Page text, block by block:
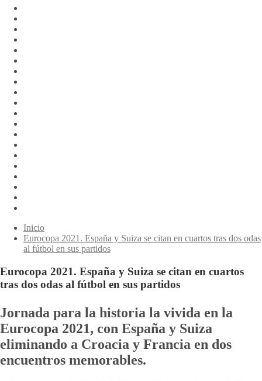
Inicio
Eurocopa 2021. España y Suiza se citan en cuartos tras dos odas
al fútbol en sus partidos
Eurocopa 2021. España y Suiza se citan en cuartos
tras dos odas al fútbol en sus partidos
Jornada para la historia la vivida en la
Eurocopa 2021, con España y Suiza
eliminando a Croacia y Francia en dos
encuentros memorables.